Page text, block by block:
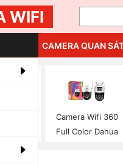
WIFI
CAMERA QUAN
Camera Wifi 360
Full Color Dahua